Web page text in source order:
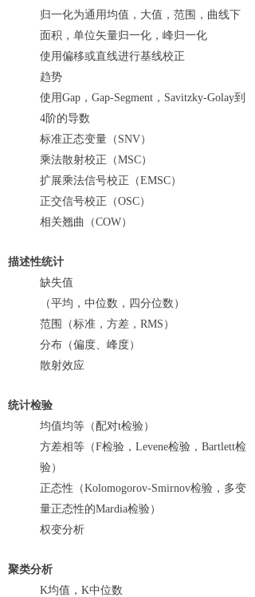
归一化为通用均值，大值，范围，曲线下
面积，单位矢量归一化，峰归一化
使用偏移或直线进行基线校正
趋势
使用Gap，Gap-Segment，Savitzky-Golay到
4阶的导数
标准正态变量（SNV）
乘法散射校正（MSC）
扩展乘法信号校正（EMSC）
正交信号校正（OSC）
相关翘曲（COW）
描述性统计
缺失值
（平均，中位数，四分位数）
范围（标准，方差，RMS）
分布（偏度、峰度）
散射效应
统计检验
均值均等（配对t检验）
方差相等（F检验，Levene检验，Bartlett检
验）
正态性（Kolomogorov-Smirnov检验，多变
量正态性的Mardia检验）
权变分析
聚类分析
K均值，K中位数